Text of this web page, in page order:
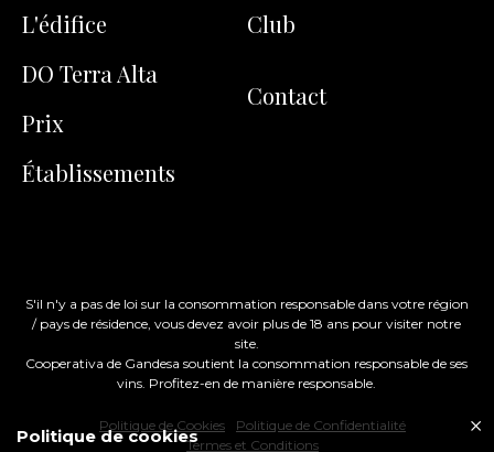
L'édifice
DO Terra Alta
Prix
Établissements
Club
Contact
S'il n'y a pas de loi sur la consommation responsable dans votre région
/ pays de résidence, vous devez avoir plus de 18 ans pour visiter notre
site.
Cooperativa de Gandesa soutient la consommation responsable de ses
vins. Profitez-en de manière responsable.
Politique de Cookies
Politique de Confidentialité
Termes et Conditions
Politique de cookies